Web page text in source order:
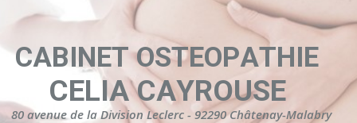
80 avenue de la Division Leclerc - 92290 Châtenay-Malabry
CABINET OSTEOPATHIE
CELIA CAYROUSE